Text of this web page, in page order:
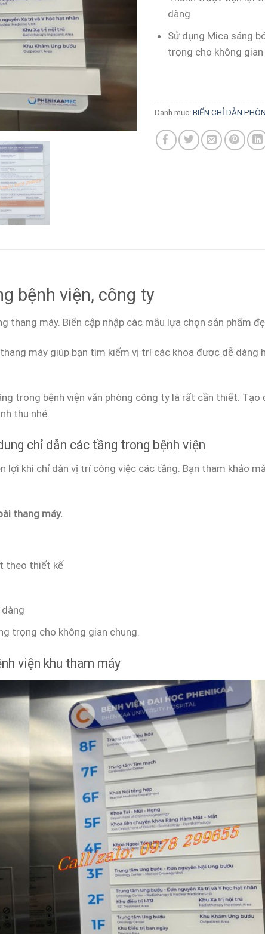
dàng
Sử dụng Mica sáng
trọng cho không gian
Danh mục:BIỂN CHỈ DẪN
bệnh viện, công ty
thang máy. Biển cập nhập các mẫu lựa chọn sản phẩm
máy giúp bạn tìm kiếm vị trí các khoa được dễ
trong bệnh viện văn phòng công ty là rất cần thiết.
thu nhé.
chỉ dẫn các tầng trong bệnh viện
lợi khi chỉ dẫn vị trí công việc các tầng. Bạn tham khảo
thang máy.
theo thiết kế
trọng cho không gian chung.
viện khu tham máy